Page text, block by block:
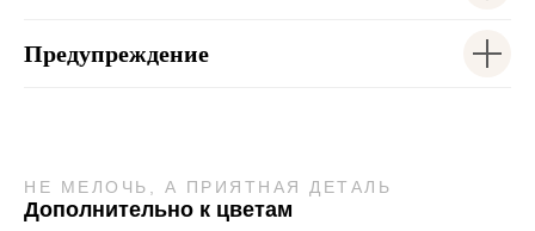
Предупреждение
НЕ МЕЛОЧЬ, А ПРИЯТНАЯ ДЕТАЛЬ
Дополнительно к цветам